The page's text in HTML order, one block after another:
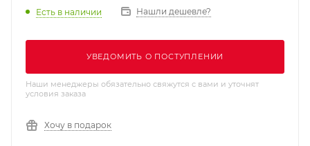
Есть в наличии Нашли дешевле?
УВЕДОМИТЬ О ПОСТУПЛЕНИИ
Наши менеджеры обязательно свяжутся с вами и уточнят
условия заказа
Хочу в подарок